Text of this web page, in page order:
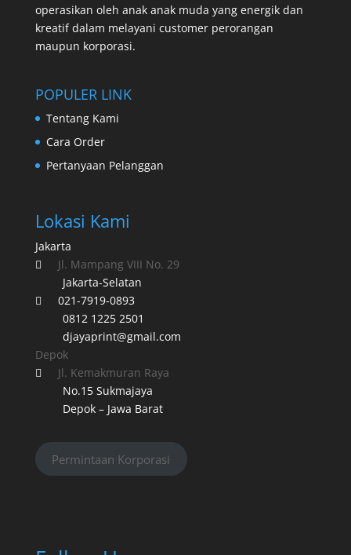
operasikan oleh anak anak muda yang energik dan
kreatif dalam melayani customer perorangan
maupun korporasi.
POPULER LINK
Tentang Kami
Cara Order
Pertanyaan Pelanggan
Lokasi Kami
Jakarta

Jl. Mampang VIII No. 29
Jakarta-Selatan

021-7919-0893
0812 1225 2501
djayaprint@gmail.com
Depok

Jl. Kemakmuran Raya
No.15 Sukmajaya
Depok – Jawa Barat
Permintaan Korporasi